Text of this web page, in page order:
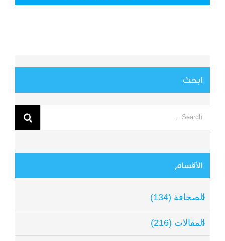
ابحث
الأقسام
الصحافة (134)
المقالات (216)